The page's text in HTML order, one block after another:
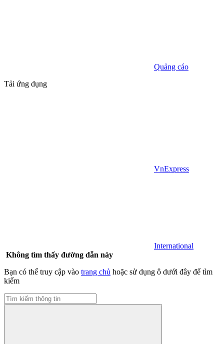
Quảng cáo
Tải ứng dụng
VnExpress
International
Không tìm thấy đường dẫn này
Bạn có thể truy cập vào trang chủ hoặc sử dụng ô dưới đây để tìm
kiếm